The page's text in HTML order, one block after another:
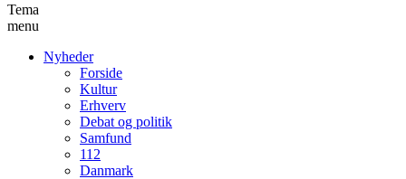
Tema
menu
Nyheder
Forside
Kultur
Erhverv
Debat og politik
Samfund
112
Danmark